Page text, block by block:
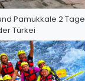
Pamukkale 2 Tage
Türkei